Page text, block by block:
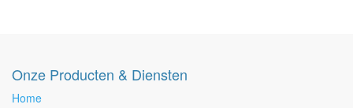
Onze Producten & Diensten
Home